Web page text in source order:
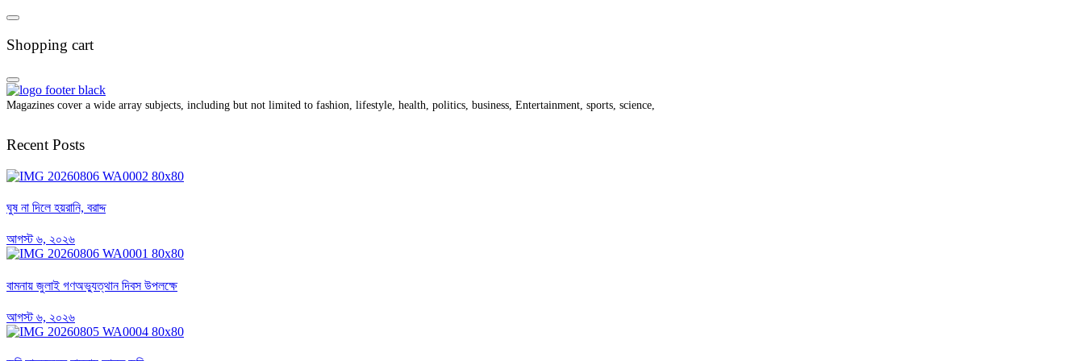
Shopping cart
Magazines cover a wide array subjects, including but not limited to fashion, lifestyle, health, politics, business, Entertainment, sports, science,
Recent Posts
ঘুষ না দিলে হয়রানি, বরাদ্দ
আগস্ট ৬, ২০২৬
বামনায় জুলাই গণঅভ্যুত্থান দিবস উপলক্ষে
আগস্ট ৬, ২০২৬